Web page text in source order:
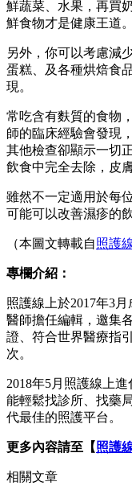
鮮蔬菜、水果，再買
鮮食物才是健康王道。
另外，你可以考慮減
蛋糕、及各種烘焙食
現。
常吃含有麩質的食物
師的臨床經驗會發現
其他檢查卻顯示一切
飲食中完全去除，皮
雖然不一定適用於每
可能可以改善濕疹的
（本圖文轉載自照護
專欄介紹：
照護線上於2017年3
醫師擔任編輯，邀集
證、符合世界醫療指
次。
2018年5月照護線上
能輕鬆找診所、找藥
代最佳的照護平台。
更多內容請至【照護
相關文章